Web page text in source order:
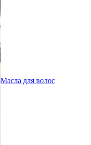
Масла для волос